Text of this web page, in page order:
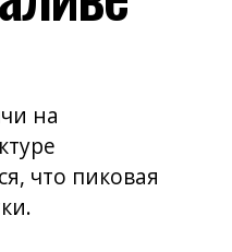
на
что пиковая